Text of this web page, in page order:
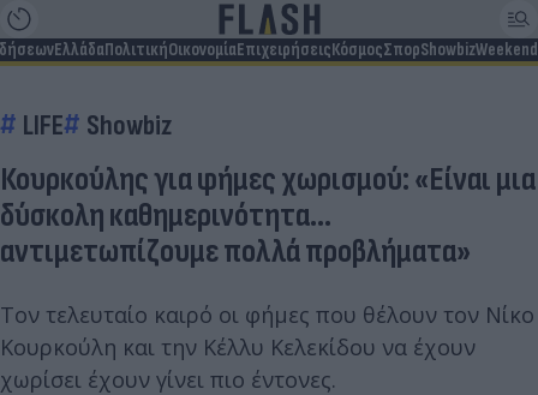
ΕλλάδαΠολιτικήΟικονομίαΕπιχειρήσειςΚόσμοςΣπορShowbizWeekend
LIFE Showbiz
Κουρκούλης για φήμες χωρισμού: «Είναι μια
δύσκολη καθημερινότητα...
αντιμετωπίζουμε πολλά προβλήματα»
Τον τελευταίο καιρό οι φήμες που θέλουν τον Νίκο
Κουρκούλη και την Κέλλυ Κελεκίδου να έχουν
χωρίσει έχουν γίνει πιο έντονες.